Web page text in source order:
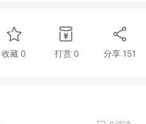
收藏 0 打赏 0 分享 151